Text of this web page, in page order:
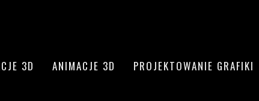
3D ANIMACJE 3D PROJEKTOWANIE GRAFIKI